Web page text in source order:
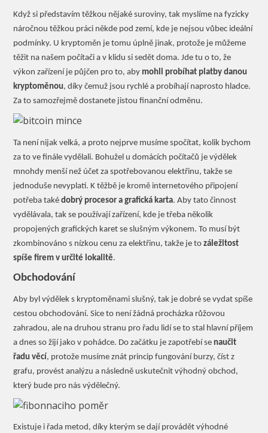
Když si představím těžkou nějaké suroviny, tak myslíme na fyzicky
náročnou těžkou práci někde pod zemí, kde je nejsou vůbec ideální
podmínky. U kryptoměn je tomu úplně jinak, protože je můžeme
těžit na našem počítači a v klidu si sedět doma. Jde tu o to, že
výkon zařízení je půjčen pro to, aby mohli probíhat platby danou
kryptoměnou, díky čemuž jsou rychlé a probíhají naprosto hladce.
Za to samozřejmě dostanete jistou finanční odměnu.
Ta není nijak velká, a proto nejprve musíme spočítat, kolik bychom
za to ve finále vydělali. Bohužel u domácích počítačů je výdělek
mnohdy menší než účet za spotřebovanou elektřinu, takže se
jednoduše nevyplatí. K těžbě je kromě internetového připojení
potřeba takédobrý procesor a grafická karta. Aby tato činnost
vydělávala, tak se používají zařízení, kde je třeba několik
propojených grafických karet se slušným výkonem. To musí být
zkombinováno s nízkou cenu za elektřinu, takže je tozáležitost
spíše firem v určité lokalitě.
Obchodování
Aby byl výdělek s kryptoměnami slušný, tak je dobré se vydat spíše
cestou obchodování. Sice to není žádná procházka růžovou
zahradou, ale na druhou stranu pro řadu lidí se to stal hlavní příjem
a dnes so žijí jako v pohádce. Do začátku je zapotřebí se naučit
řadu věcí, protože musíme znát princip fungování burzy, číst z
grafu, provést analýzu a následně uskutečnit výhodný obchod,
který bude pro nás výdělečný.
Existuje i řada metod, díky kterým se dají provádět výhodné